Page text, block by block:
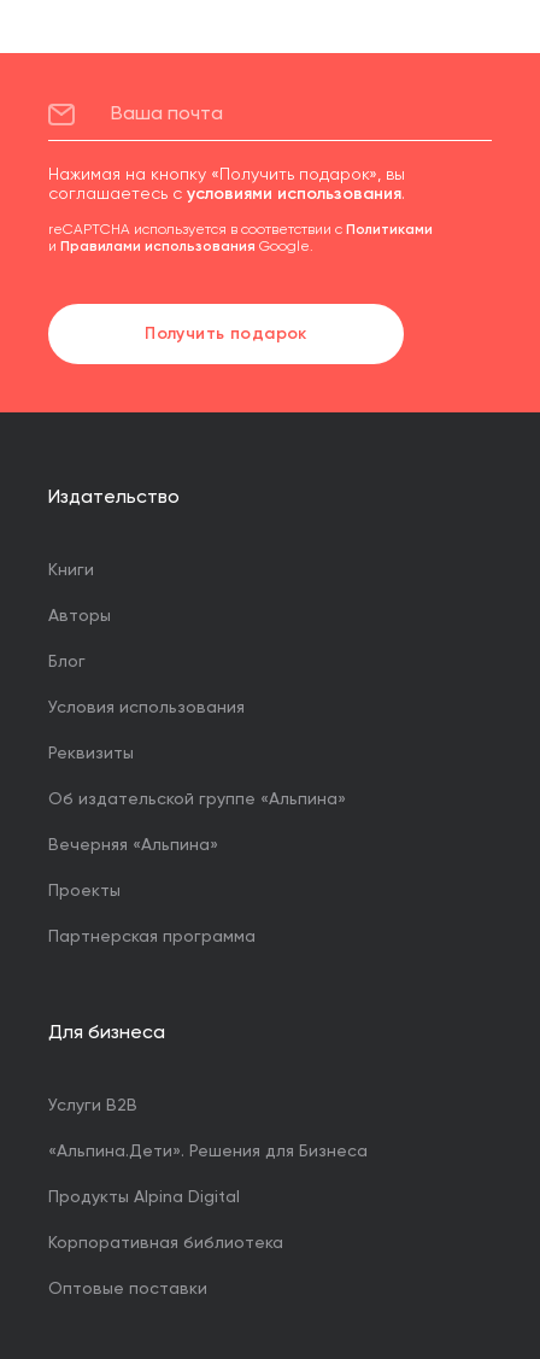
Нажимая на кнопку «Получить подарок», вы
соглашаетесь с условиями использования.
reCAPTCHA используется в соответствии с Политиками
и Правилами использования Google.
Получить подарок
Издательство
Книги
Авторы
Блог
Условия использования
Реквизиты
Об издательской группе «Альпина»
Вечерняя «Альпина»
Проекты
Партнерская программа
Для бизнеса
Услуги B2B
«Альпина.Дети». Решения для Бизнеса
Продукты Alpina Digital
Корпоративная библиотека
Оптовые поставки